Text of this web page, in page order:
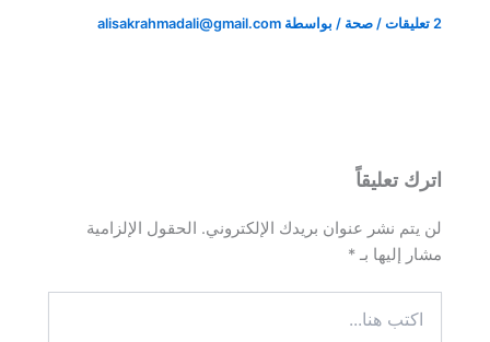
2 تعليقات /صحة / بواسطة alisakrahmadali@gmail.com
اترك تعليقاً
لن يتم نشر عنوان بريدك الإلكتروني. الحقول الإلزامية
مشار إليها بـ*
هنا...